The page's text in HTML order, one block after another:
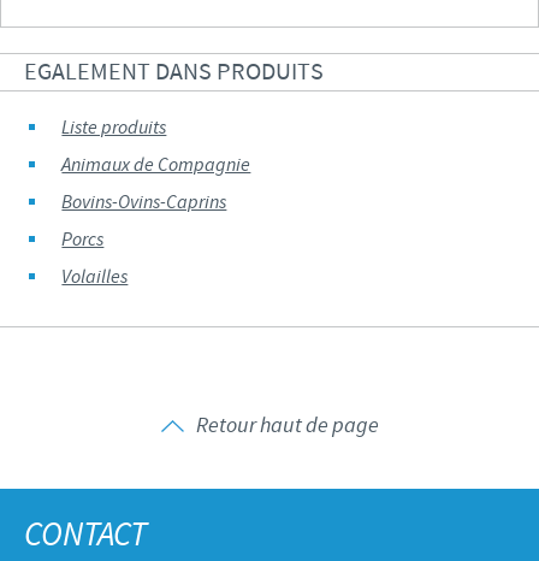
EGALEMENT DANS PRODUITS
Liste produits
Animaux de Compagnie
Bovins-Ovins-Caprins
Porcs
Volailles
Retour haut de page
CONTACT